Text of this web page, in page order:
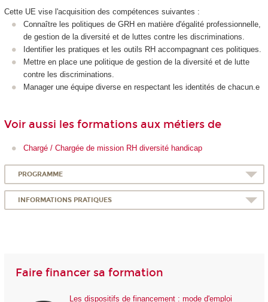
Cette UE vise l'acquisition des compétences suivantes :
Connaître les politiques de GRH en matière d'égalité professionnelle,
de gestion de la diversité et de luttes contre les discriminations.
Identifier les pratiques et les outils RH accompagnant ces politiques.
Mettre en place une politique de gestion de la diversité et de lutte
contre les discriminations.
Manager une équipe diverse en respectant les identités de chacun.e
Voir aussi les formations aux métiers de
Chargé / Chargée de mission RH diversité handicap
PROGRAMME
INFORMATIONS PRATIQUES
Faire financer sa formation
Les dispositifs de financement : mode d'emploi